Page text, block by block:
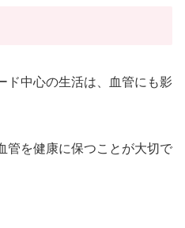
ド中心の生活は、血管にも影
管を健康に保つことが大切で